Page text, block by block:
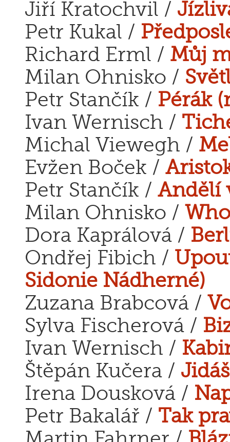
Jiří Kratochvil /
Petr Kukal /
Richard Erml / Můj
Milan Ohnisko /
Petr Stančík / Pérák
Ivan Wernisch /
Michal Viewegh /
Evžen Boček /
Petr Stančík / Andělí
Milan Ohnisko /
Dora Kaprálová /
Ondřej Fibich /
Sidonie Nádherné)
Zuzana Brabcová /
Sylva Fischerová /
Ivan Wernisch /
Štěpán Kučera /
Irena Dousková /
Petr Bakalář / Tak